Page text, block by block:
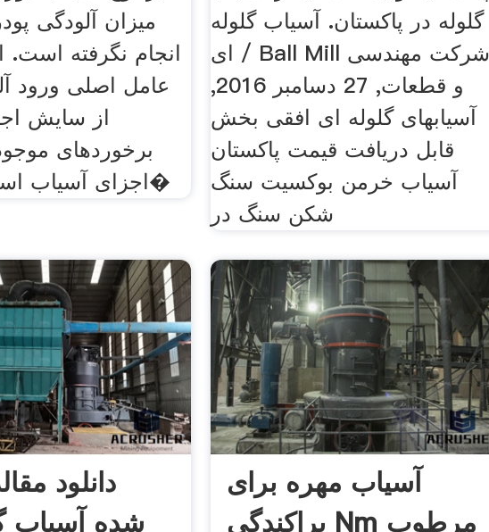
میزان آلودگی
انجام نگرفته است.
عامل اصلی ورود
از سایش
برخوردهای
اجزای آسیاب است، نوع آس�
گلوله در پاکستان. آسیاب گلوله
ای / Ball Mill شرکت مهندسی
و قطعات, 27 دسامبر 2016,
آسیابهای گلوله ای افقی بخش
قابل دریافت قیمت پاکستان
آسیاب خرمن بوکسیت سنگ
شکن سنگ در
دانلود
شده آسیاب
آسیاب مهره برای
پراکندگی Nm مرطوب